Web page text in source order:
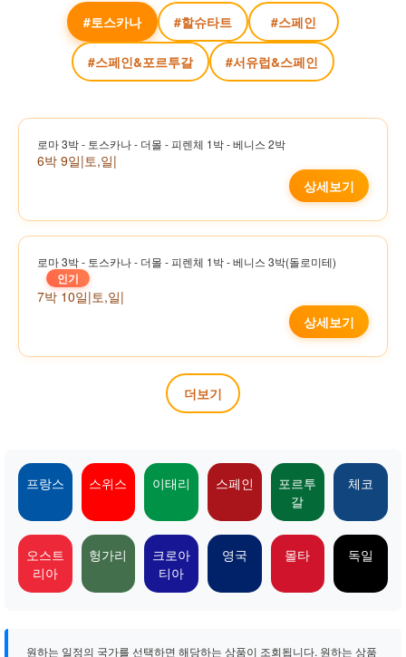
#토스카나 #할슈타트 #스페인
#스페인&포르투갈 #서유럽&스페인
로마 3박 - 토스카나 - 더몰 - 피렌체 1박 - 베니스 2박
6박 9일|토,일|
상세보기
로마 3박 - 토스카나 - 더몰 - 피렌체 1박 - 베니스 3박(돌로미테)
인기
7박 10일|토,일|
상세보기
더보기
프랑스 스위스 이태리 스페인
포르투
갈
체코
오스트
리아
헝가리
크로아
티아
영국 몰타 독일
원하는 일정의 국가를 선택하면 해당하는 상품이 조회됩니다. 원하는 상품